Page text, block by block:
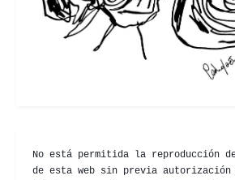
No está permitida la reproducción
de esta web sin previa autorización